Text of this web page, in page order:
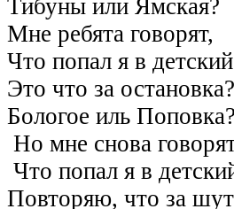
Тибуны или Ямская?
Мне ребята говорят,
Что попал я в
Это что за остановка?
Бологое иль Поповка?
Но мне снова
Что попал я в
Повторяю, что за